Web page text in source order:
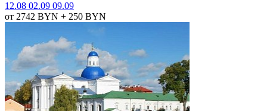
12.08 02.09 09.09
от 2742 BYN + 250 BYN